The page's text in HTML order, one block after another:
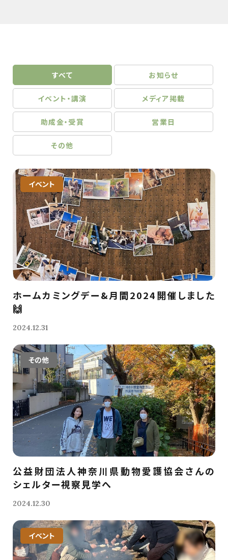
すべて お知らせ
イベント・講演 メディア掲載
助成金・受賞 営業日
その他
イベント
ホームカミングデー&月間2024開催しました
🙌
2024.12.31
その他
公益財団法人神奈川県動物愛護協会さんの
シェルター視察見学へ
2024.12.30
イベント